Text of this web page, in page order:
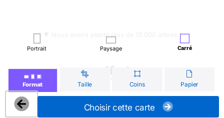
Portrait Paysage Carré
Format Taille Coins Papier
Choisir cette carte
🌳 Nous avons planté plus de 13.000 arbres !
© Merci Facteur